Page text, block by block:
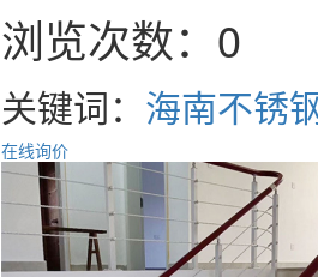
浏览次数：0
关键词： 海南不锈
在线询价